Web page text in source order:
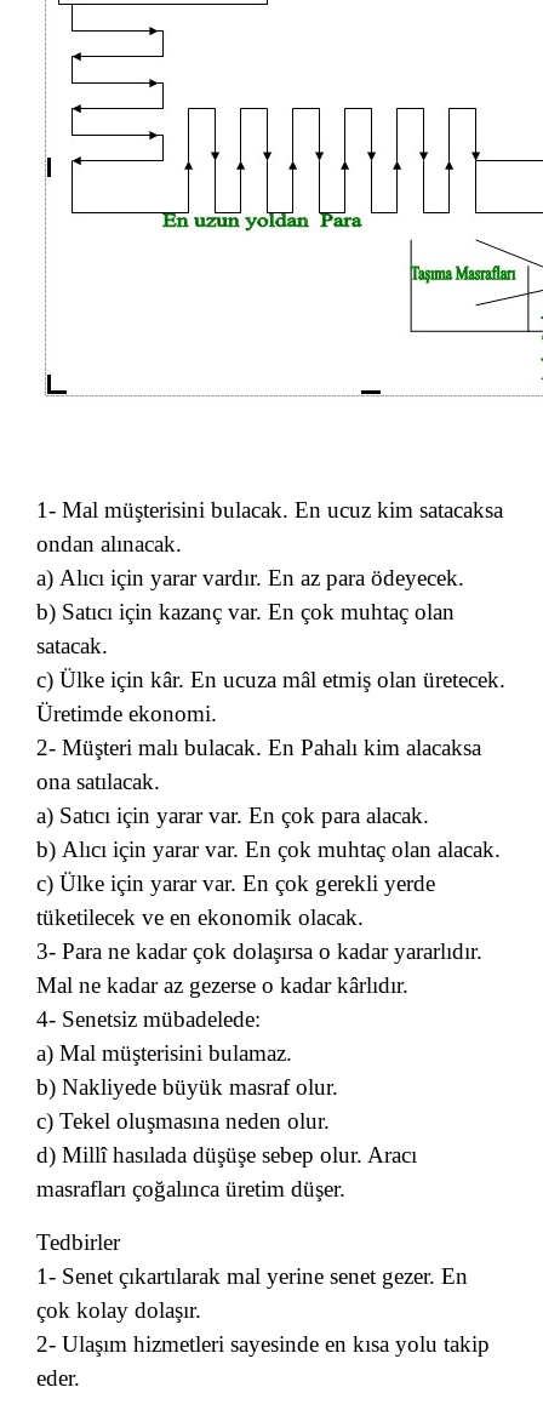
1- Mal müşterisini bulacak. En ucuz kim satacaksa
ondan alınacak.
a) Alıcı için yarar vardır. En az para ödeyecek.
b) Satıcı için kazanç var. En çok muhtaç olan
satacak.
c) Ülke için kâr. En ucuza mâl etmiş olan üretecek.
Üretimde ekonomi.
2- Müşteri malı bulacak. En Pahalı kim alacaksa
ona satılacak.
a) Satıcı için yarar var. En çok para alacak.
b) Alıcı için yarar var. En çok muhtaç olan alacak.
c) Ülke için yarar var. En çok gerekli yerde
tüketilecek ve en ekonomik olacak.
3- Para ne kadar çok dolaşırsa o kadar yararlıdır.
Mal ne kadar az gezerse o kadar kârlıdır.
4- Senetsiz mübadelede:
a) Mal müşterisini bulamaz.
b) Nakliyede büyük masraf olur.
c) Tekel oluşmasına neden olur.
d) Millî hasılada düşüşe sebep olur. Aracı
masrafları çoğalınca üretim düşer.
Tedbirler
1- Senet çıkartılarak mal yerine senet gezer. En
çok kolay dolaşır.
2- Ulaşım hizmetleri sayesinde en kısa yolu takip
eder.